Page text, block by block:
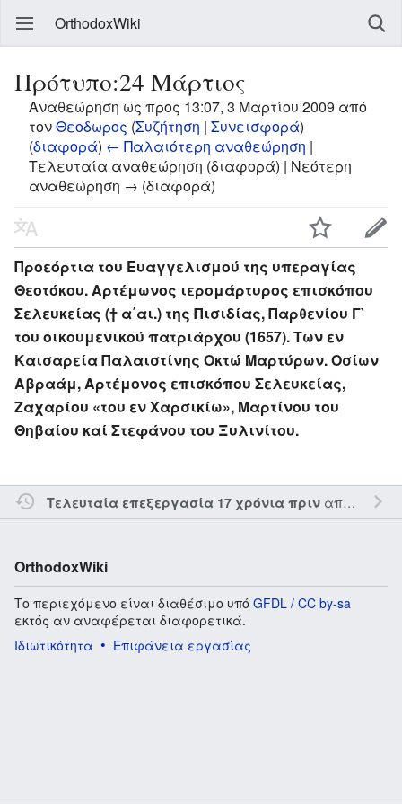
OrthodoxWiki
Πρότυπο:24 Μάρτιος
Αναθεώρηση ως προς 13:07, 3 Μαρτίου 2009 από
τονΘεοδωρος (Συζήτηση | Συνεισφορά)
(διαφορά) ← Παλαιότερη αναθεώρηση |
Τελευταία αναθεώρηση (διαφορά) | Νεότερη
αναθεώρηση → (διαφορά)
Προεόρτια του Ευαγγελισμού της υπεραγίας
Θεοτόκου. Αρτέμωνος ιερομάρτυρος επισκόπου
Σελευκείας († α΄αι.) της Πισιδίας, Παρθενίου Γ`
του οικουμενικού πατριάρχου (1657). Των εν
Καισαρεία Παλαιστίνης Οκτώ Μαρτύρων. Οσίων
Αβραάμ, Αρτέμονος επισκόπου Σελευκείας,
Ζαχαρίου «του εν Χαρσικίω», Μαρτίνου του
Θηβαίου καί Στεφάνου του Ξυλινίτου.
Τελευταία επεξεργασία 17 χρόνια πριναπό τον την
OrthodoxWiki
Το περιεχόμενο είναι διαθέσιμο υπό GFDL / CC by-sa
εκτός αν αναφέρεται διαφορετικά.
Ιδιωτικότητα
Επιφάνεια εργασίας